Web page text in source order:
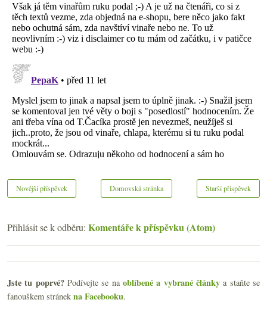
Novější příspěvek Starší příspěvek
Domovská stránka
Přihlásit se k odběru: Komentáře k příspěvku (Atom)
Jste tu poprvé?Podívejte se naoblíbené a vybrané články a staňte se
fanouškem stránek na Facebooku.